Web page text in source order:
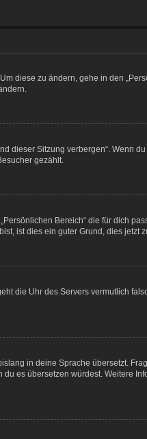
diese zu ändern, gehe in den
dieser Sitzung verbergen“. Wenn
gezählt.
Bereich“ die für dich
ist dies ein guter Grund, dies jetzt
die Uhr des Servers vermutlich
in deine Sprache übersetzt.
es übersetzen würdest. Weitere